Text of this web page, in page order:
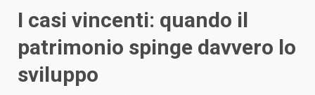
I casi vincenti: quando il
patrimonio spinge davvero lo
sviluppo